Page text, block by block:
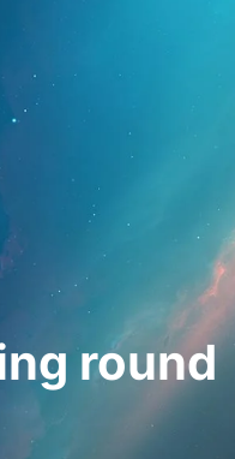
Per a professionals
round